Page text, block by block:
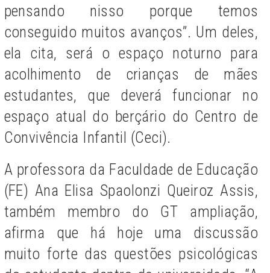
pensando nisso porque temos
conseguido muitos avanços”. Um deles,
ela cita, será o espaço noturno para
acolhimento de crianças de mães
estudantes, que deverá funcionar no
espaço atual do berçário do Centro de
Convivência Infantil (Ceci).
A professora da Faculdade de Educação
(FE) Ana Elisa Spaolonzi Queiroz Assis,
também membro do GT ampliação,
afirma que há hoje uma discussão
muito forte das questões psicológicas